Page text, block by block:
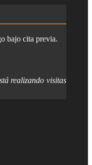
bajo cita previa.
realizando visitas